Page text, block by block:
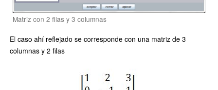
Matriz con 2 filas y 3 columnas
El caso ahí reflejado se corresponde con una matriz de 3
columnas y 2 filas